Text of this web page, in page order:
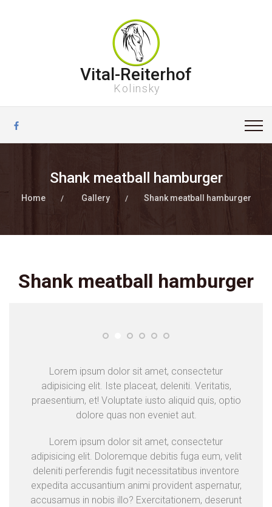
Vital-Reiterhof
Kolinsky
Shank meatball hamburger
Home Gallery Shank meatball hamburger
Shank meatball hamburger
Lorem ipsum dolor sit amet, consectetur
adipisicing elit. Iste placeat, deleniti. Veritatis,
praesentium, et! Voluptate iusto aliquid quis, optio
dolore quas non eveniet aut.
Lorem ipsum dolor sit amet, consectetur
adipisicing elit. Doloremque debitis fuga eum, velit
deleniti perferendis fugit necessitatibus inventore
expedita accusantium animi provident aspernatur,
accusamus in nobis illo? Exercitationem, deserunt